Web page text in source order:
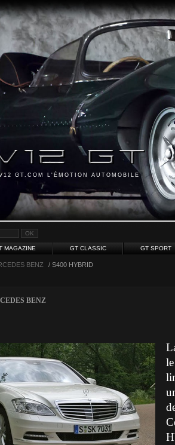
GT.COM L'ÉMOTION AUTOMOBILE
MAGAZINE GT CLASSIC GT SPORT
BENZ / S400 HYBRID
BENZ